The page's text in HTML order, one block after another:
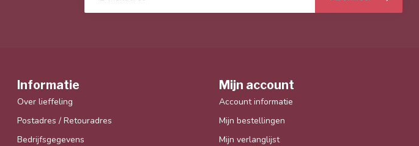
Informatie
Over lieffeling
Postadres / Retouradres
Bedrijfsgegevens
Mijn account
Account informatie
Mijn bestellingen
Mijn verlanglijst